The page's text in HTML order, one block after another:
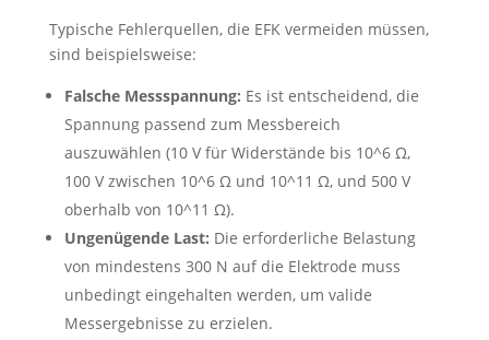
Typische Fehlerquellen, die EFK vermeiden müssen,
sind beispielsweise:
Falsche Messspannung: Es ist entscheidend, die
Spannung passend zum Messbereich
auszuwählen (10 V für Widerstände bis 10^6 Ω,
100 V zwischen 10^6 Ω und 10^11 Ω, und 500 V
oberhalb von 10^11 Ω).
Ungenügende Last: Die erforderliche Belastung
von mindestens 300 N auf die Elektrode muss
unbedingt eingehalten werden, um valide
Messergebnisse zu erzielen.